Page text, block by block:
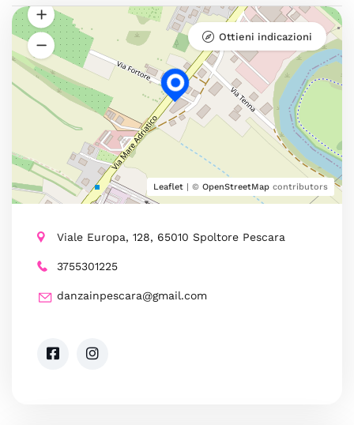
Leaflet | © OpenStreetMap contributors
Ottieni indicazioni
Viale Europa, 128, 65010 Spoltore Pescara
3755301225
danzainpescara@gmail.com